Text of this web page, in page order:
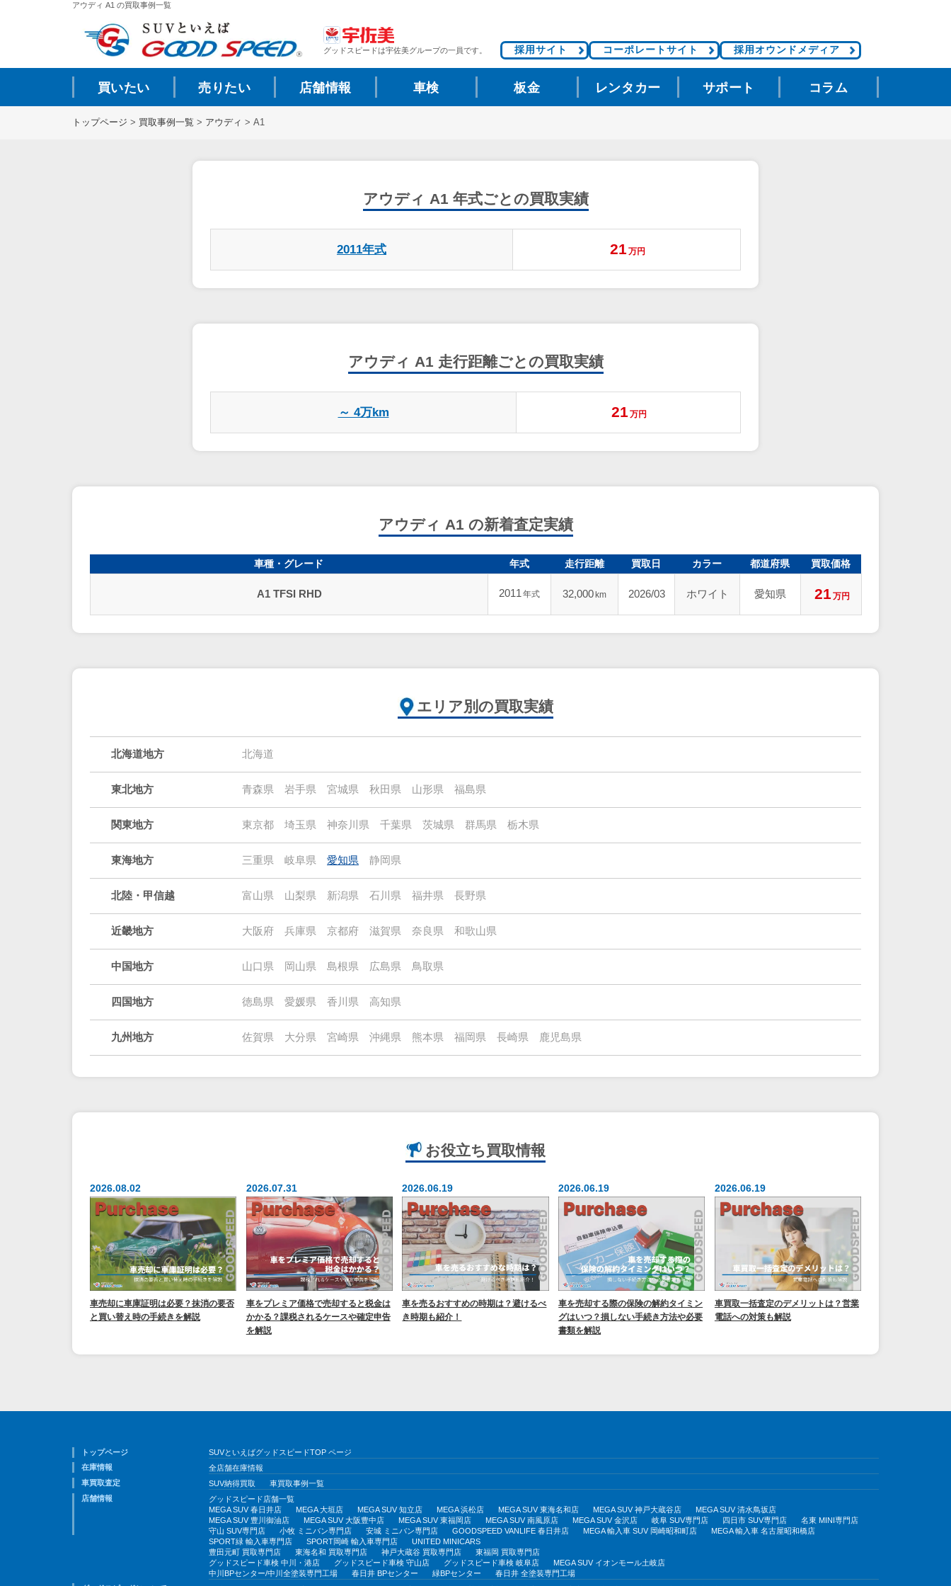
アウディ A1 の買取事例一覧
グッドスピードは宇佐美グループの一員です。 採用サイト コーポレートサイト 採用オウンドメディア
買いたい 売りたい 店舗情報 車検 板金 レンタカー サポート コラム
トップページ > 買取事例一覧 > アウディ > A1
アウディ A1 年式ごとの買取実績
2011年式 21万円
アウディ A1 走行距離ごとの買取実績
～ 4万km 21万円
アウディ A1 の新着査定実績
車種・グレード 年式 走行距離 買取日 カラー 都道府県 買取価格
A1 TFSI RHD 2011 年式 32,000 km 2026/03 ホワイト 愛知県 21万円
エリア別の買取実績
北海道地方 北海道
東北地方 青森県 岩手県 宮城県 秋田県 山形県 福島県
関東地方 東京都 埼玉県 神奈川県 千葉県 茨城県 群馬県 栃木県
東海地方 三重県 岐阜県 愛知県 静岡県
北陸・甲信越 富山県 山梨県 新潟県 石川県 福井県 長野県
近畿地方 大阪府 兵庫県 京都府 滋賀県 奈良県 和歌山県
中国地方 山口県 岡山県 島根県 広島県 鳥取県
四国地方 徳島県 愛媛県 香川県 高知県
九州地方 佐賀県 大分県 宮崎県 沖縄県 熊本県 福岡県 長崎県 鹿児島県
お役立ち 買取情報
2026.08.02
車売却に車庫証明は必要？抹消の要否
と買い替え時の手続きを解説
2026.07.31
車をプレミア価格で売却すると税金は
かかる？課税されるケースや確定申告
を解説
2026.06.19
車を売るおすすめの時期は？避けるべ
き時期も紹介！
2026.06.19
車を売却する際の保険の解約タイミン
グはいつ？損しない手続き方法や必要
書類を解説
2026.06.19
車買取一括査定のデメリットは？営業
電話への対策も解説
トップページ
SUVといえばグッドスピードTOP ページ
在庫情報
全店舗在庫情報
車買取査定
SUV納得買取
車買取事例一覧
店舗情報
グッドスピード店舗一覧
MEGA SUV 春日井店
MEGA 大垣店 MEGA SUV 知立店 MEGA 浜松店 MEGA SUV 東海名和店 MEGA SUV 神戸大蔵谷店
MEGA SUV 清水鳥坂店
MEGA SUV 豊川御油店
MEGA SUV 大阪豊中店 MEGA SUV 東福岡店 MEGA SUV 南風原店 MEGA SUV 金沢店 岐阜 SUV専門店 四日市 SUV専門店
名東 MINI専門店
守山 SUV専門店
小牧 ミニバン専門店 安城 ミニバン専門店 GOODSPEED VANLIFE 春日井店 MEGA 輸入車 SUV 岡崎昭和町店
MEGA 輸入車 名古屋昭和橋店
SPORT緑 輸入車専門店
SPORT岡崎 輸入車専門店
UNITED MINICARS
豊田元町 買取専門店
東海名和 買取専門店 神戸大蔵谷 買取専門店
東福岡 買取専門店
グッドスピード車検 中川・港店
グッドスピード車検 守山店 グッドスピード車検 岐阜店
MEGA SUV イオンモール土岐店
中川BPセンター/中川全塗装専門工場
春日井 BPセンター 緑BPセンター
春日井 全塗装専門工場